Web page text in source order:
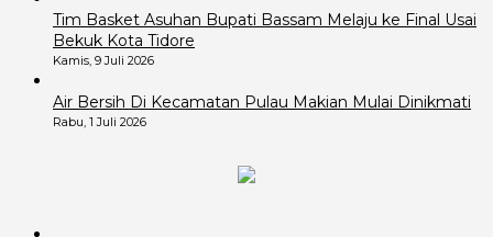
Tim Basket Asuhan Bupati Bassam Melaju ke Final Usai
Bekuk Kota Tidore
Kamis, 9 Juli 2026
Air Bersih Di Kecamatan Pulau Makian Mulai Dinikmati
Rabu, 1 Juli 2026